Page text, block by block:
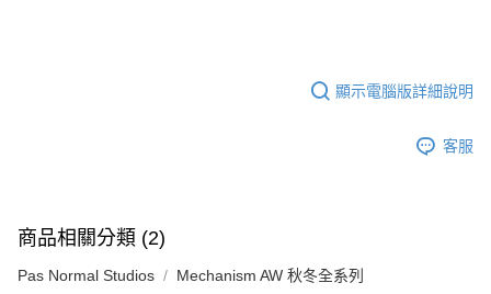
顯示電腦版詳細說明
客服
商品相關分類 (2)
Pas Normal Studios Mechanism AW 秋冬全系列